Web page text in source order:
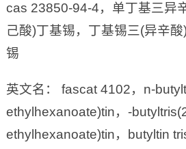
cas 23850-94-4，单丁基三异
己酸)丁基锡，丁基锡三(异辛
锡
英文名： fascat 4102，n-
ethylhexanoate)tin，-
ethylhexanoate)tin，butyltin